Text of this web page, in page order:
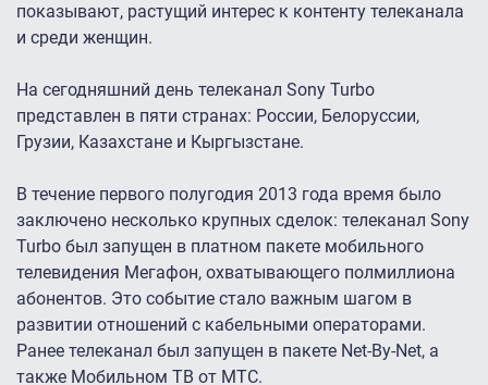
показывают, растущий интерес к контенту телеканала
и среди женщин.
На сегодняшний день телеканал Sony Turbo
представлен в пяти странах: России, Белоруссии,
Грузии, Казахстане и Кыргызстане.
В течение первого полугодия 2013 года время было
заключено несколько крупных сделок: телеканал Sony
Turbo был запущен в платном пакете мобильного
телевидения Мегафон, охватывающего полмиллиона
абонентов. Это событие стало важным шагом в
развитии отношений с кабельными операторами.
Ранее телеканал был запущен в пакете Net-By-Net, а
также Мобильном ТВ от МТС.